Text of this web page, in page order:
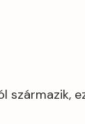
származik,